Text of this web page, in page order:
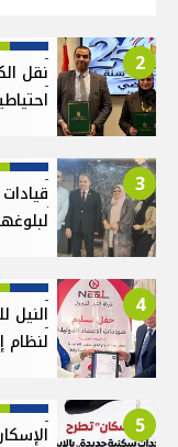
2
نقل
3
4
لنظام
5